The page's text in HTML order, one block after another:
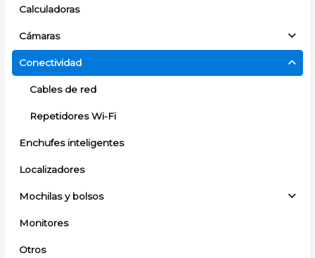
Calculadoras
Cámaras
Conectividad
Cables de red
Repetidores Wi-Fi
Enchufes inteligentes
Localizadores
Mochilas y bolsos
Monitores
Otros